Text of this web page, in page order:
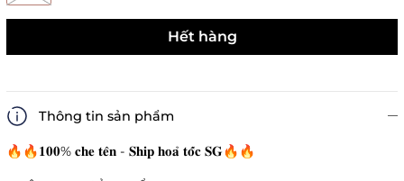
Hết hàng
Thông tin sản phẩm
🔥🔥𝟏𝟎𝟎% 𝐜𝐡𝐞 𝐭𝐞̂𝐧 - 𝐒𝐡𝐢𝐩 𝐡𝐨𝐚̉ 𝐭𝐨̂́𝐜 𝐒𝐆🔥🔥